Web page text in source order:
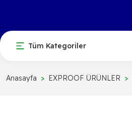
Tüm Kategoriler
Anasayfa EXPROOF ÜRÜNLER